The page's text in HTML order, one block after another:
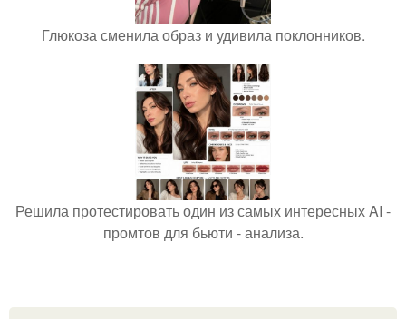
Глюкоза сменила образ и удивила поклонников.
Решила протестировать один из самых интересных AI -
промтов для бьюти - анализа.